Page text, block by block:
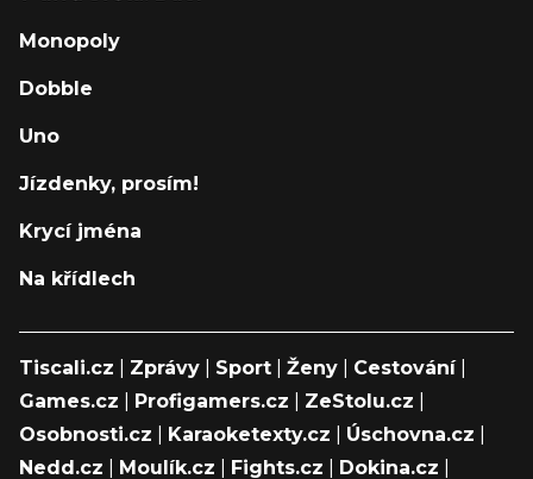
Monopoly
Dobble
Uno
Jízdenky, prosím!
Krycí jména
Na křídlech
Tiscali.cz Zprávy Sport Ženy Cestování|
Games.cz
Profigamers.cz ZeStolu.cz
Osobnosti.cz
Karaoketexty.cz Úschovna.cz
Nedd.cz
Moulík.cz Fights.cz Dokina.cz